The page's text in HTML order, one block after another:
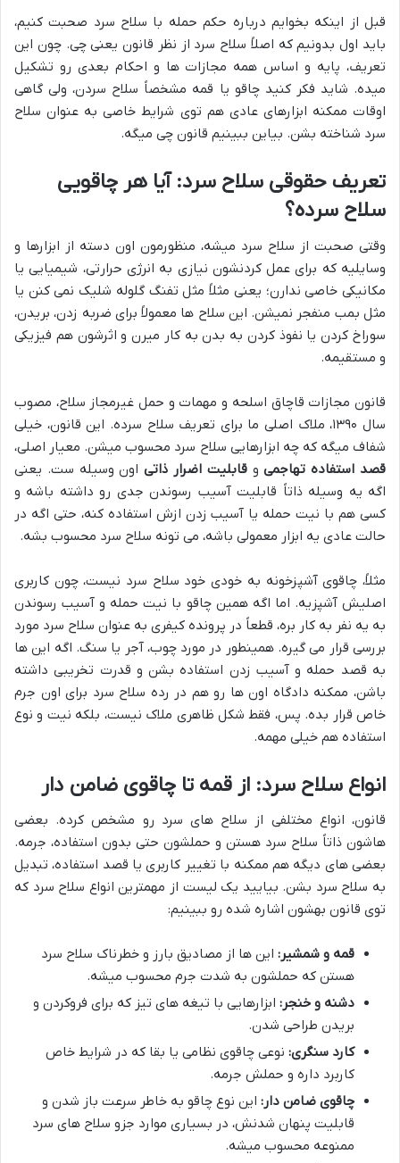
قبل از اینکه بخوایم درباره حکم حمله با سلاح سرد صحبت کنیم،
باید اول بدونیم که اصلاً سلاح سرد از نظر قانون یعنی چی. چون این
تعریف، پایه و اساس همه مجازات ها و احکام بعدی رو تشکیل
میده. شاید فکر کنید چاقو یا قمه مشخصاً سلاح سردن، ولی گاهی
اوقات ممکنه ابزارهای عادی هم توی شرایط خاصی به عنوان سلاح
سرد شناخته بشن. بیاین ببینیم قانون چی میگه.
تعریف حقوقی سلاح سرد: آیا هر چاقویی
سلاح سرده؟
وقتی صحبت از سلاح سرد میشه، منظورمون اون دسته از ابزارها و
وسایلیه که برای عمل کردنشون نیازی به انرژی حرارتی، شیمیایی یا
مکانیکی خاصی ندارن؛ یعنی مثلاً مثل تفنگ گلوله شلیک نمی کنن یا
مثل بمب منفجر نمیشن. این سلاح ها معمولاً برای ضربه زدن، بریدن،
سوراخ کردن یا نفوذ کردن به بدن به کار میرن و اثرشون هم فیزیکی
و مستقیمه.
قانون مجازات قاچاق اسلحه و مهمات و حمل غیرمجاز سلاح، مصوب
سال ۱۳۹۰، ملاک اصلی ما برای تعریف سلاح سرده. این قانون، خیلی
شفاف میگه که چه ابزارهایی سلاح سرد محسوب میشن. معیار اصلی،
قصد استفاده تهاجمیوقابلیت اضرار ذاتیاون وسیله ست. یعنی
اگه یه وسیله ذاتاً قابلیت آسیب رسوندن جدی رو داشته باشه و
کسی هم با نیت حمله یا آسیب زدن ازش استفاده کنه، حتی اگه در
حالت عادی یه ابزار معمولی باشه، می تونه سلاح سرد محسوب بشه.
مثلاً، چاقوی آشپزخونه به خودی خود سلاح سرد نیست، چون کاربری
اصلیش آشپزیه. اما اگه همین چاقو با نیت حمله و آسیب رسوندن
به یه نفر به کار بره، قطعاً در پرونده کیفری به عنوان سلاح سرد مورد
بررسی قرار می گیره. همینطور در مورد چوب، آجر یا سنگ. اگه این ها
به قصد حمله و آسیب زدن استفاده بشن و قدرت تخریبی داشته
باشن، ممکنه دادگاه اون ها رو هم در رده سلاح سرد برای اون جرم
خاص قرار بده. پس، فقط شکل ظاهری ملاک نیست، بلکه نیت و نوع
استفاده هم خیلی مهمه.
انواع سلاح سرد: از قمه تا چاقوی ضامن دار
قانون، انواع مختلفی از سلاح های سرد رو مشخص کرده. بعضی
هاشون ذاتاً سلاح سرد هستن و حملشون حتی بدون استفاده، جرمه.
بعضی های دیگه هم ممکنه با تغییر کاربری یا قصد استفاده، تبدیل
به سلاح سرد بشن. بیایید یک لیست از مهمترین انواع سلاح سرد که
توی قانون بهشون اشاره شده رو ببینیم:
قمه و شمشیر: این ها از مصادیق بارز و خطرناک سلاح سرد
هستن که حملشون به شدت جرم محسوب میشه.
دشنه و خنجر: ابزارهایی با تیغه های تیز که برای فروکردن و
بریدن طراحی شدن.
کارد سنگری: نوعی چاقوی نظامی یا بقا که در شرایط خاص
کاربرد داره و حملش جرمه.
چاقوی ضامن دار: این نوع چاقو به خاطر سرعت باز شدن و
قابلیت پنهان شدنش، در بسیاری موارد جزو سلاح های سرد
ممنوعه محسوب میشه.